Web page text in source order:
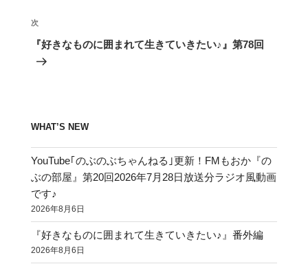
ゲ
ー
シ
次
の
次
『好きなものに囲まれて生きていきたい♪』第78回
WHAT’S NEW
YouTube｢のぶのぶちゃんねる｣更新！FMもおか『の
ぶの部屋』第20回2026年7月28日放送分ラジオ風動画
です♪
2026年8月6日
『好きなものに囲まれて生きていきたい♪』番外編
2026年8月6日